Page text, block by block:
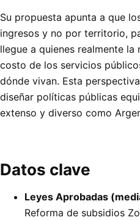
Su propuesta apunta a que
ingresos y no por territorio,
llegue a quienes realmente
costo de los servicios
dónde vivan. Esta
diseñar políticas públicas
extenso y diverso como
Datos clave
Leyes Aprobadas
Reforma de subsidios